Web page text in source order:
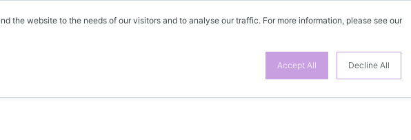
the website to the needs of our visitors and to analyse our traffic. For more information, please see our
Accept All Decline All